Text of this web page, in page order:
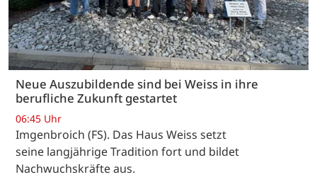
Neue Auszubildende sind bei Weiss in ihre
berufliche Zukunft gestartet
06:45 Uhr
Imgenbroich (FS). Das Haus Weiss setzt
seine langjährige Tradition fort und bildet
Nachwuchskräfte aus.